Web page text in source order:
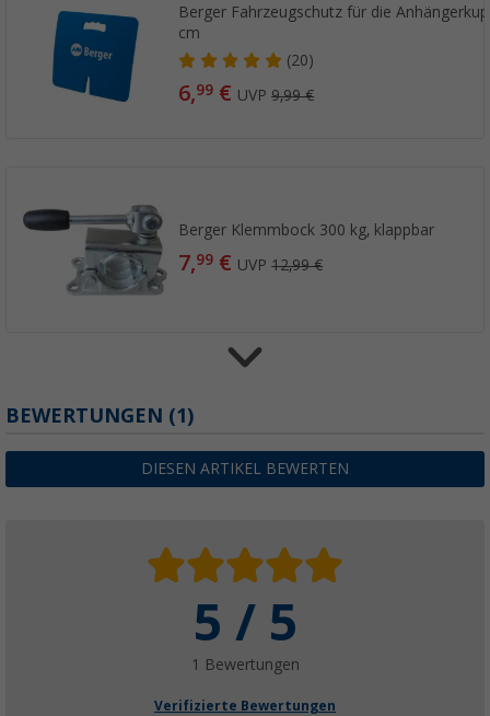
Berger Fahrzeugschutz für die
cm
(20)
6,99 € UVP9,99 €
Berger Klemmbock 300 kg, klappbar
7,99 € UVP12,99 €
Berger Klemmbock 200 kg starr
9,99€ UVP19,99 €
Berger Kurbel Hubstützen
(31)
ab 115,00€UVP
BEWERTUNGEN (1)
DIESEN ARTIKEL BEWERTEN
5 / 5
1 Bewertungen
Verifizierte Bewertungen